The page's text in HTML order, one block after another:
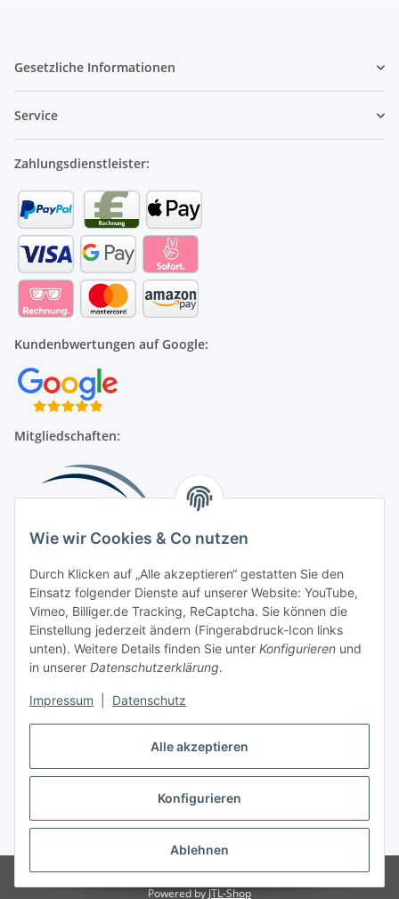
Alle akzeptieren
Konfigurieren
Ablehnen
Wie wir Cookies & Co nutzen
Durch Klicken auf „Alle akzeptieren“ gestatten Sie den
Einsatz folgender Dienste auf unserer Website: YouTube,
Vimeo, Billiger.de Tracking, ReCaptcha. Sie können die
Einstellung jederzeit ändern (Fingerabdruck-Icon links
unten). Weitere Details finden Sie unter Konfigurieren und
in unserer Datenschutzerklärung.
Impressum Datenschutz
Gesetzliche Informationen
Service
Zahlungsdienstleister:
Kundenbwertungen auf Google:
Mitgliedschaften:
Beliebte Kategorien
Kompressionsversorgung
* Alle Preise inkl. gesetzlicher USt., zzgl.Versand
© senioren-onlineshop.de
Powered byJTL-Shop